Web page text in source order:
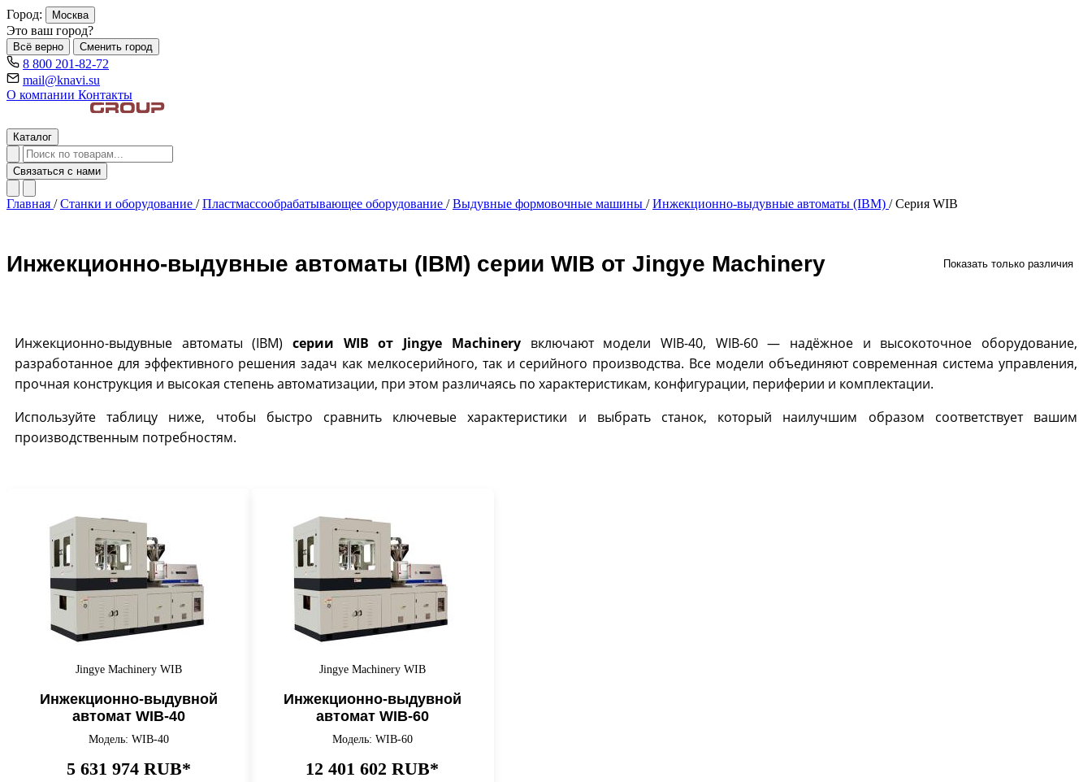
Город: Москва
Это ваш город?
Всё верно Сменить город
8 800 201-82-72
mail@knavi.su
О компании Контакты
Каталог
Связаться с нами
Главная / Станки и оборудование / Пластмассообрабатывающее оборудование / Выдувные формовочные машины / Инжекционно-выдувные автоматы (IBM) / Серия WIB
Инжекционно-выдувные автоматы (IBM) серии WIB от Jingye Machinery Показать только различия
Инжекционно-выдувные автоматы (IBM)серии WIB от Jingye Machineryвключают модели WIB-40, WIB-60 — надёжное и высокоточное оборудование,
разработанное для эффективного решения задач как мелкосерийного, так и серийного производства. Все модели объединяют современная система управления,
прочная конструкция и высокая степень автоматизации, при этом различаясь по характеристикам, конфигурации, периферии и комплектации.
Используйте таблицу ниже, чтобы быстро сравнить ключевые характеристики и выбрать станок, который наилучшим образом соответствует вашим
производственным потребностям.
Jingye Machinery WIB
Инжекционно-выдувной
автомат WIB-40
Модель: WIB-40
5 631 974 RUB*
Jingye Machinery WIB
Инжекционно-выдувной
автомат WIB-60
Модель: WIB-60
12 401 602 RUB*